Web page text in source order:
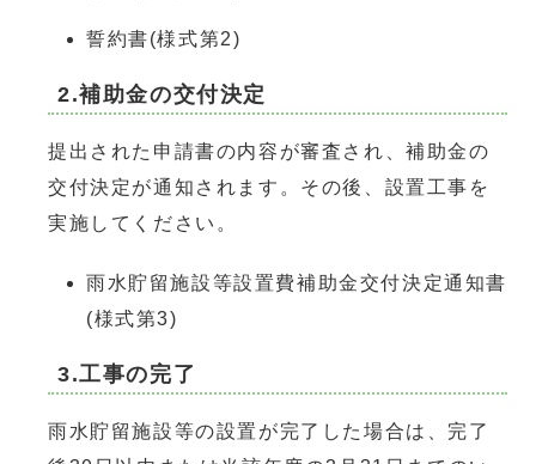
誓約書(様式第2)
2.補助金の交付決定
提出された申請書の内容が審査され、補助金の
交付決定が通知されます。その後、設置工事を
実施してください。
雨水貯留施設等設置費補助金交付決定通知書
(様式第3)
3.工事の完了
雨水貯留施設等の設置が完了した場合は、完了